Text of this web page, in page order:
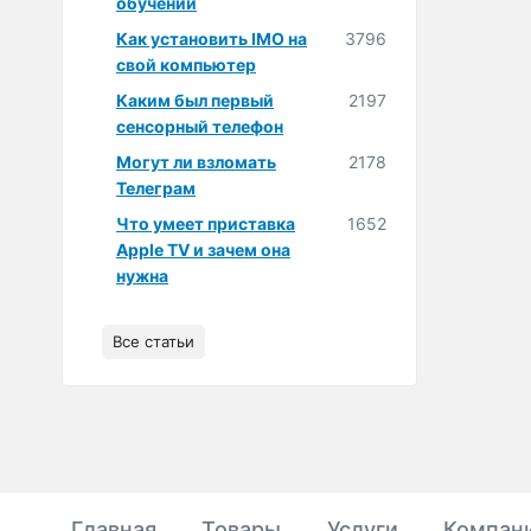
Как установить IMO на
свой компьютер
3796
Каким был первый
сенсорный телефон
2197
Могут ли взломать
Телеграм
2178
Что умеет приставка
Apple TV и зачем она
нужна
1652
Все статьи